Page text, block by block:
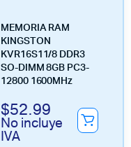
MEMORIA RAM
KINGSTON
KVR16S11/8 DDR3
SO-DIMM 8GB PC3-
12800 1600MHz
$52.99
No incluye
IVA